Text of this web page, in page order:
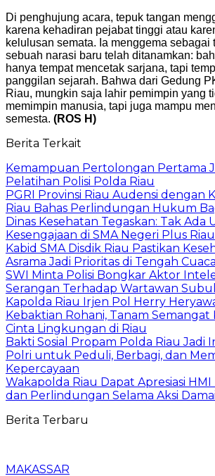
Di penghujung acara, tepuk tangan
karena kehadiran pejabat tinggi atau
kelulusan semata. Ia menggema sebagai
sebuah narasi baru telah ditanamkan:
hanya tempat mencetak sarjana, tapi
panggilan sejarah. Bahwa dari Gedung
Riau, mungkin saja lahir pemimpin yang
memimpin manusia, tapi juga mampu
semesta. (ROS H)
Berita Terkait
Kemampuan Pertolongan Pertama
Pelatihan Polisi Polda Riau
PGRI Provinsi Riau Audensi dengan
Riau Bahas Perlindungan Hukum
Dinas Kesehatan Tegaskan: Tak Ada
Kesengajaan di SMA Negeri Plus Riau
Kabid SMA Disdik Riau Pastikan
Asrama Jadi Prioritas di Tengah
SWI Minta Polisi Bongkar Aktor
Serangan Terhadap Wartawan
Kapolda Riau Irjen Pol Herry
Kebaktian Rohani, Tanam Semangat
Cinta Lingkungan di Riau
Bakti Sosial Propam Polda Riau Jadi
Polri untuk Peduli, Berbagi, dan
Kepercayaan
Wakapolda Riau Dapat Apresiasi HMI
dan Perlindungan Selama Aksi Damai
Berita Terbaru
MAKASSAR